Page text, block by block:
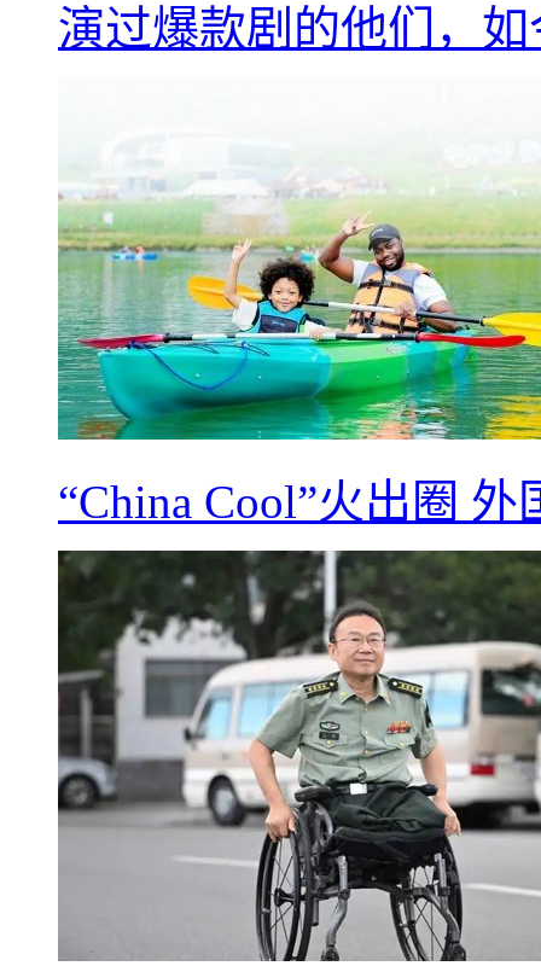
演过爆款剧的他们，
“China Cool”火出圈